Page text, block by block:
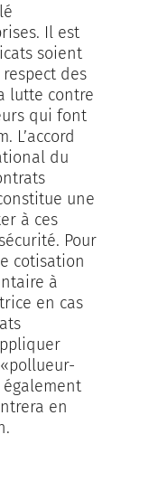
Il est
soient
des
lutte contre
qui font
L’accord
du
une
à ces
Pour
cotisation
à
en cas
également
en